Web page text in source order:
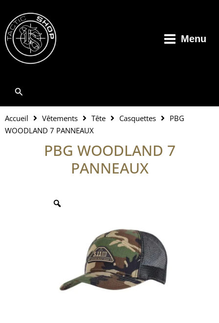
contenu
Menu
Rechercher
Accueil Vêtements Tête Casquettes
PBG
WOODLAND 7 PANNEAUX
PBG WOODLAND 7
PANNEAUX